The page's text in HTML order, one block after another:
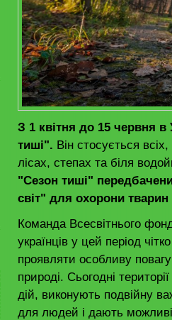
З 1 квітня до 15 червня в
тиші". Він стосується
лісах, степах та біля
"Сезон тиші"
світ" для охорони
Команда Всесвітнього
українців у цей період
проявляти особливу
природі. Сьогодні
дій, виконують подвійну
для людей і дають